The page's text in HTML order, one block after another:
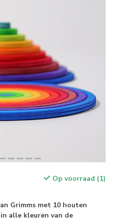
Op voorraad (1)
Grimms met 10 houten
alle kleuren van de